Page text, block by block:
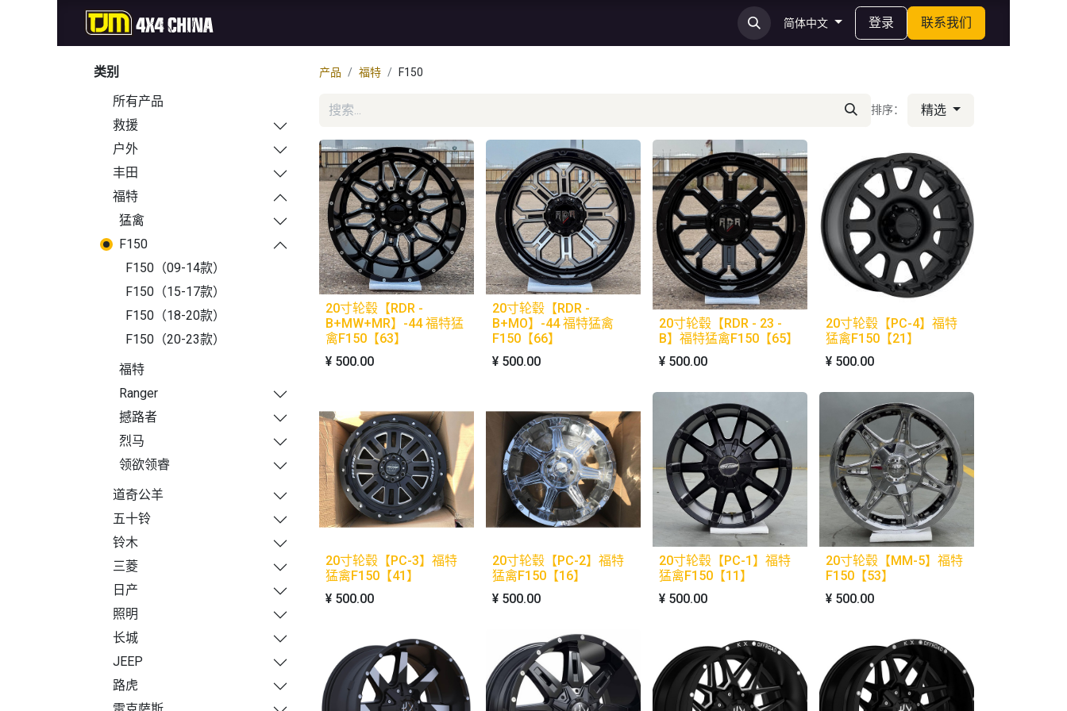
简体中文 登录 联系我们
类别
所有产品
救援
户外
丰田
福特
猛禽
F150
F150（09-14款）
F150（15-17款）
F150（18-20款）
F150（20-23款）
福特
Ranger
撼路者
烈马
领欲领睿
道奇公羊
五十铃
铃木
三菱
日产
照明
长城
JEEP
路虎
产品 福特 F150
排序： 精选
20寸轮毂【RDR -
B+MW+MR】-44 福特猛
禽F150【63】
¥ 500.00
20寸轮毂【RDR -
B+MO】-44 福特猛禽
F150【66】
¥ 500.00
20寸轮毂【RDR - 23 -
B】福特猛禽F150【65】
¥ 500.00
20寸轮毂【PC-4】福特
猛禽F150【21】
¥ 500.00
20寸轮毂【PC-3】福特
猛禽F150【41】
¥ 500.00
20寸轮毂【PC-2】福特
猛禽F150【16】
¥ 500.00
20寸轮毂【PC-1】福特
猛禽F150【11】
¥ 500.00
20寸轮毂【MM-5】福特
F150【53】
¥ 500.00